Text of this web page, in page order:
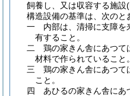
飼養し、又は収容する施設
構造設備の基準は、次のと
一
内部は、清掃に支障を
有すること。
二
鶏の家きん舎にあつて
材料で作られていること。
三
鶏の家きん舎にあつて
こと。
四
あひるの家きん舎に